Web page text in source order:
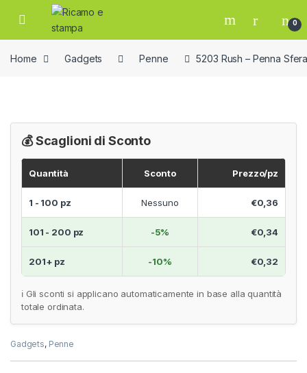
Skip to navigation
Skip to content
Open 0
Home Gadgets Penne 5203 Rush – Penna
💰 Scaglioni di Sconto
Quantità Sconto Prezzo/pz
1 - 100 pz Nessuno €0,36
101 - 200 pz -5% €0,34
201+ pz -10% €0,32
ℹ️ Gli sconti si applicano automaticamente in base alla quantità
totale ordinata.
Gadgets, Penne